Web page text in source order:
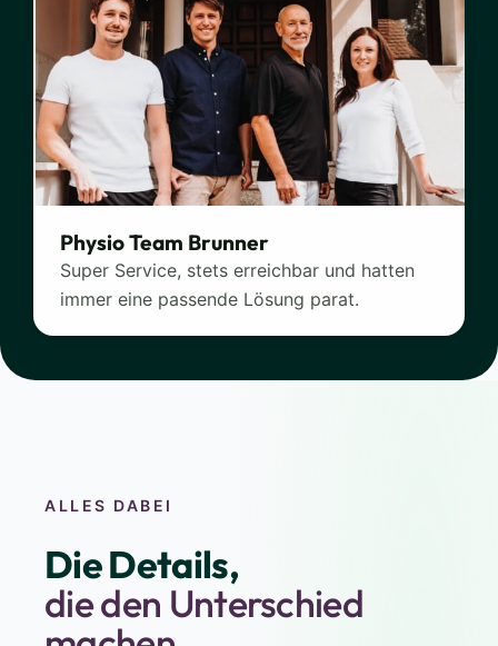
Physio Team Brunner
Super Service, stets erreichbar und hatten
immer eine passende Lösung parat.
ALLES DABEI
Die Details,
die den Unterschied